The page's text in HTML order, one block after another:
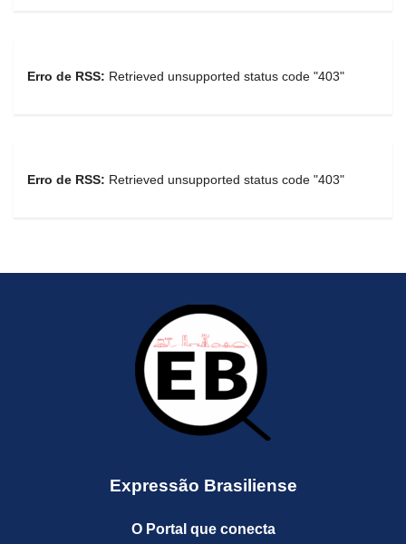
Erro de RSS: Retrieved unsupported status code "403"
Erro de RSS: Retrieved unsupported status code "403"
Expressão Brasiliense
O Portal que conecta